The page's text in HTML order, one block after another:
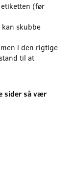
(før
skubbe
i den rigtige
til at
sider så vær